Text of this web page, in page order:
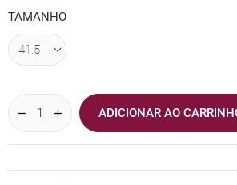
TAMANHO
ADICIONAR AO